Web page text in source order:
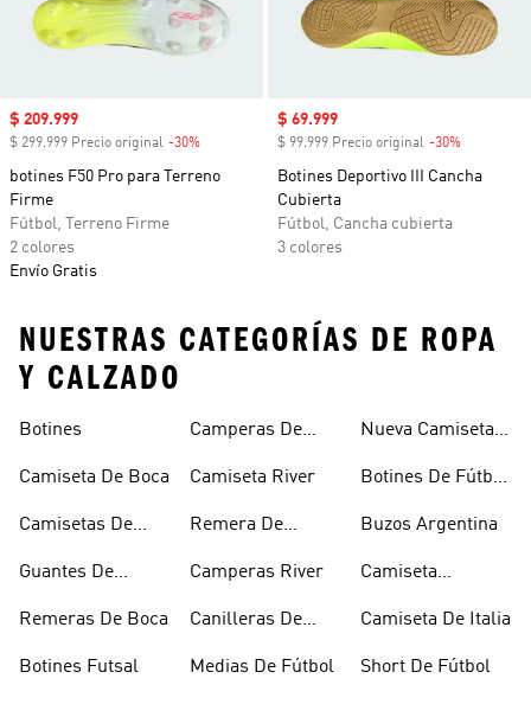
Precio de venta
$ 209.999
$ 299.999 Precio original -30%
botines F50 Pro para Terreno
Firme
Fútbol, Terreno Firme
2 colores
Envío Gratis
Precio de venta
$ 69.999
$ 99.999 Precio original -30%
Botines Deportivo III Cancha
Cubierta
Fútbol, Cancha cubierta
3 colores
NUESTRAS CATEGORÍAS DE ROPA
Y CALZADO
Botines
Camiseta De Boca
Camisetas De
Guantes De
Remeras De Boca
Botines Futsal
Camperas De
Camiseta River
Remera De
Camperas River
Canilleras De
Medias De Fútbol
Nueva Camiseta
Botines De Fútbol
Buzos Argentina
Camiseta
Camiseta De Italia
Short De Fútbol